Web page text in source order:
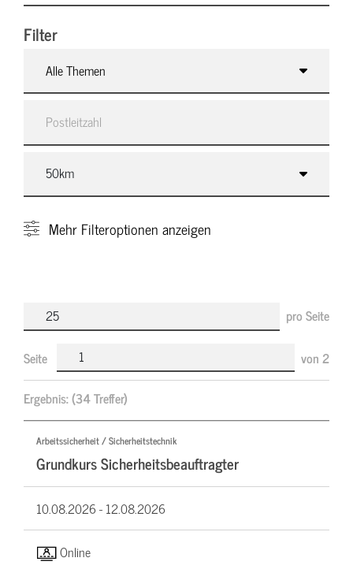
Filter
Alle Themen
Mehr Filteroptionen anzeigen
pro Seite
Seite von2
Ergebnis:(34 Treffer)
Arbeitssicherheit / Sicherheitstechnik
Grundkurs Sicherheitsbeauftragter
10.08.2026 -12.08.2026
Online